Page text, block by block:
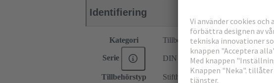
Identifiering
Kategori Tillbehör
Serie DIN 41612
Tillbehörstyp
Stifthölje